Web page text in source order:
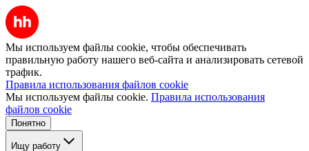
Мы используем файлы cookie, чтобы обеспечивать
правильную работу нашего веб-сайта и анализировать сетевой
трафик.
Правила использования файлов cookie
Мы используем файлы cookie. Правила использования
файлов cookie
Понятно
Ищу работу